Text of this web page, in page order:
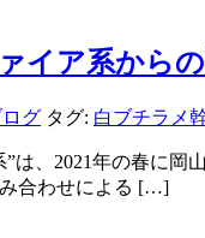
イア系から
グ タグ: 白ブチラメ
、2021年の春に岡
合わせによる […]